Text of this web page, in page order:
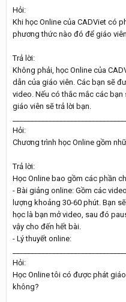
Hỏi:
Khi học Online của CADViet có
phương thức nào đó để giáo
Trả lời:
Không phải, học Online của
dẫn của giáo viên. Các bạn sẽ
video. Nếu có thắc mắc các
giáo viên sẽ trả lời bạn.
Hỏi:
Chương trình học Online gồm
Trả lời:
Học Online bao gồm các phần
- Bài giảng online: Gồm các
lượng khoảng 30-60 phút. Bạn
học là bạn mở video, sau đó
vậy cho đến hết bài.
- Lý thuyết online:
Hỏi:
Học Online tôi có được phát
không?